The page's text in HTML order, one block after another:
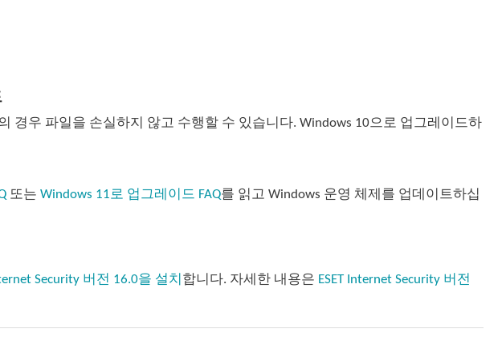
경우 파일을 손실하지 않고 수행할 수 있습니다. Windows 10으로 업그레이드하
또는Windows 11로 업그레이드 FAQ를 읽고 Windows 운영 체제를 업데이트하십
Security 버전 16.0을 설치 합니다. 자세한 내용은 ESET Internet Security 버전